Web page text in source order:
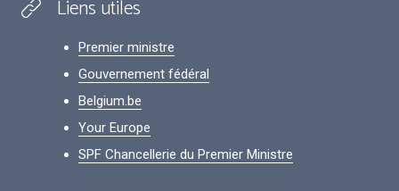
Liens utiles
Premier ministre
Gouvernement fédéral
Belgium.be
Your Europe
SPF Chancellerie du Premier Ministre